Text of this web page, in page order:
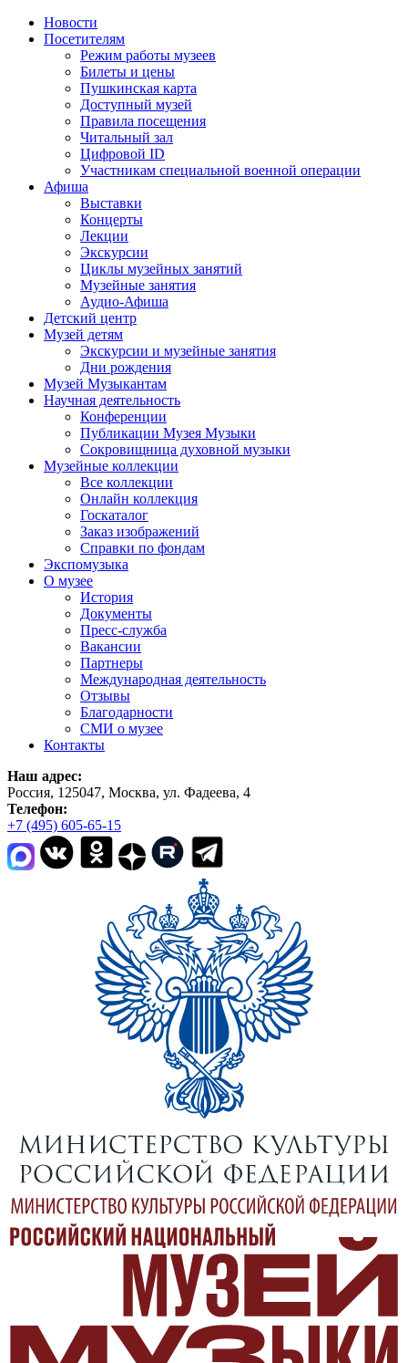
Новости
Посетителям
Режим работы музеев
Билеты и цены
Пушкинская карта
Доступный музей
Правила посещения
Читальный зал
Цифровой ID
Участникам специальной военной операции
Афиша
Выставки
Концерты
Лекции
Экскурсии
Циклы музейных занятий
Музейные занятия
Аудио-Афиша
Детский центр
Музей детям
Экскурсии и музейные занятия
Дни рождения
Музей Музыкантам
Научная деятельность
Конференции
Публикации Музея Музыки
Сокровищница духовной музыки
Музейные коллекции
Все коллекции
Онлайн коллекция
Госкаталог
Заказ изображений
Справки по фондам
Экспомузыка
О музее
История
Документы
Пресс-служба
Вакансии
Партнеры
Международная деятельность
Отзывы
Благодарности
СМИ о музее
Контакты
Наш адрес:
Россия, 125047, Москва, ул. Фадеева, 4
Телефон:
+7 (495) 605-65-15